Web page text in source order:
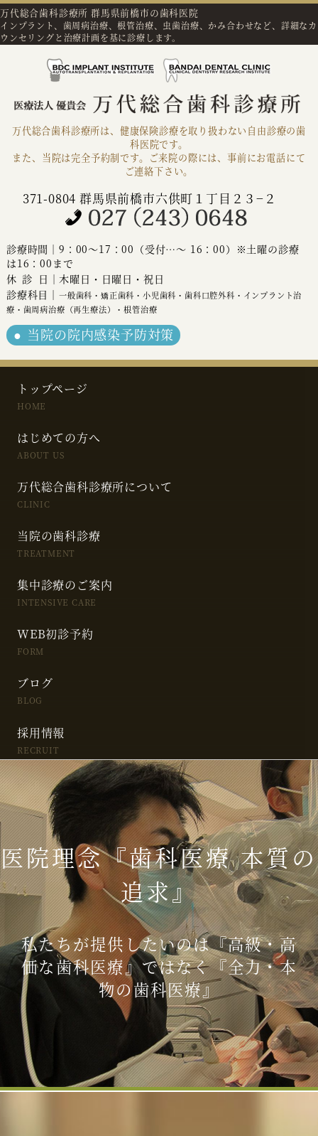
万代総合歯科診療所 群馬県前橋市の歯科医院
インプラント、歯周病治療、根管治療、虫歯治療、かみ合わせなど、詳細なカ
ウンセリングと治療計画を基に診療します。
万代総合歯科診療所は、健康保険診療を取り扱わない自由診療の歯
科医院です。
また、当院は完全予約制です。ご来院の際には、事前にお電話にて
ご連絡下さい。
371-0804 群馬県前橋市六供町１丁目２３−２
診療時間｜9：00～17：00（受付…～ 16：00）※土曜の診療
は16：00まで
休診 日｜木曜日・日曜日・祝日
診療科目｜ 一般歯科・矯正歯科・小児歯科・歯科口腔外科・インプラント治
療・歯周病治療（再生療法）・根管治療
当院の院内感染予防対策
トップページ
HOME
はじめての方へ
ABOUT US
万代総合歯科診療所について
CLINIC
当院の歯科診療
TREATMENT
集中診療のご案内
INTENSIVE CARE
WEB初診予約
FORM
ブログ
BLOG
採用情報
RECRUIT
医院理念『歯科医療 本質の
追求』
私たちが提供したいのは『高級・高
価な歯科医療』ではなく『全力・本
物の歯科医療』